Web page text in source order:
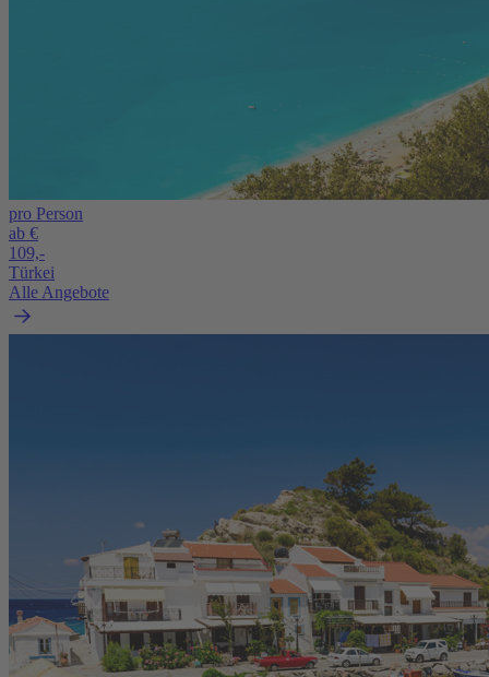
pro Person
ab €
109,-
Türkei
Alle Angebote